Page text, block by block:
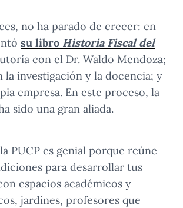
no ha parado de crecer: en
su libro Historia Fiscal del
con el Dr. Waldo Mendoza;
investigación y la docencia; y
empresa. En este proceso, la
sido una gran aliada.
PUCP es genial porque reúne
para desarrollar tus
espacios académicos y
jardines, profesores que